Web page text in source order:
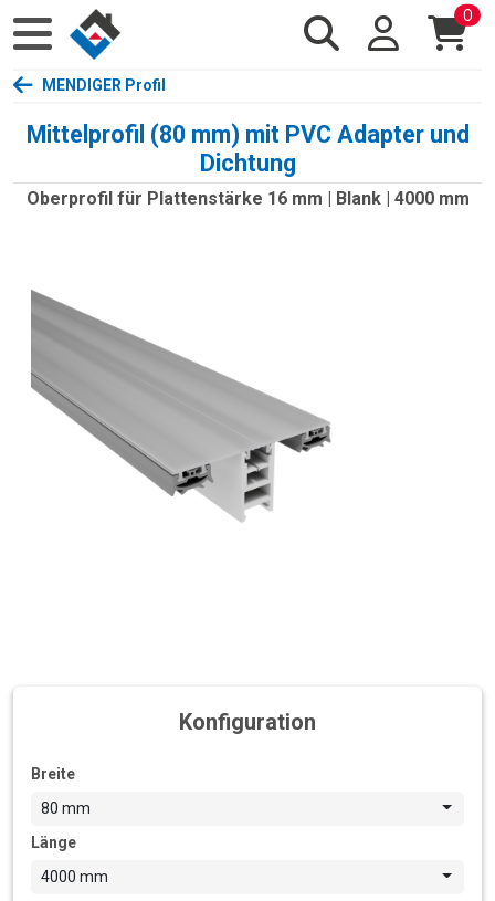
0
MENDIGER Profil
Mittelprofil (80 mm) mit PVC Adapter und
Dichtung
Oberprofil für Plattenstärke 16 mm | Blank | 4000 mm
Konfiguration
Breite
80 mm
Länge
4000 mm